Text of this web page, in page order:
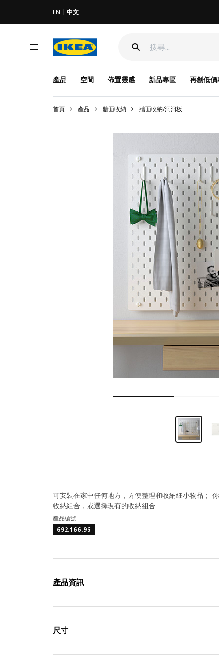
EN 中文
產品 空間 佈置靈感 新品專區 再創低價
首頁 產品 牆面收納 牆面收納/洞洞板
可安裝在家中任何地方，方便整理和收納細小物品；
收納組合，或選擇現有的收納組合
產品編號
692.166.96
產品資訊
尺寸